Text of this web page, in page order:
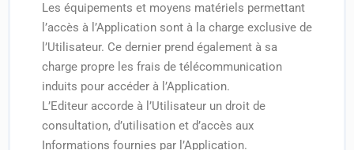
Les équipements et moyens matériels permettant
l’accès à l’Application sont à la charge exclusive de
l’Utilisateur. Ce dernier prend également à sa
charge propre les frais de télécommunication
induits pour accéder à l’Application.
L’Editeur accorde à l’Utilisateur un droit de
consultation, d’utilisation et d’accès aux
Informations fournies par l’Application.